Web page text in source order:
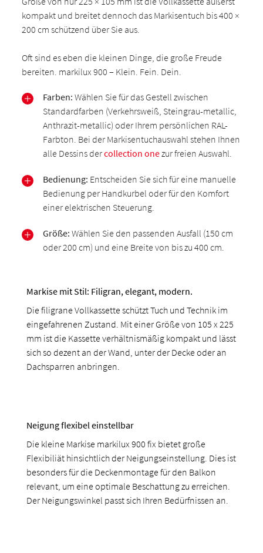
kompakt und breitet dennoch das Markisentuch bis 400 ×
200 cm schützend über Sie aus.
Oft sind es eben die kleinen Dinge, die große Freude
bereiten. markilux 900 – Klein. Fein. Dein.
Farben: Wählen Sie für das Gestell zwischen
Standardfarben (Verkehrsweiß, Steingrau-metallic,
Anthrazit-metallic) oder Ihrem persönlichen RAL-
Farbton. Bei der Markisentuchauswahl stehen Ihnen
alle Dessins dercollection onezur freien Auswahl.
Bedienung: Entscheiden Sie sich für eine manuelle
Bedienung per Handkurbel oder für den Komfort
einer elektrischen Steuerung.
Größe: Wählen Sie den passenden Ausfall (150 cm
oder 200 cm) und eine Breite von bis zu 400 cm.
Markise mit Stil: Filigran, elegant, modern.
Die filigrane Vollkassette schützt Tuch und Technik im
eingefahrenen Zustand. Mit einer Größe von 105 x 225
mm ist die Kassette verhältnismäßig kompakt und lässt
sich so dezent an der Wand, unter der Decke oder an
Dachsparren anbringen.
Neigung flexibel einstellbar
Die kleine Markise markilux 900 fix bietet große
Flexibiliät hinsichtlich der Neigungseinstellung. Dies ist
besonders für die Deckenmontage für den Balkon
relevant, um eine optimale Beschattung zu erreichen.
Der Neigungswinkel passt sich Ihren Bedürfnissen an.